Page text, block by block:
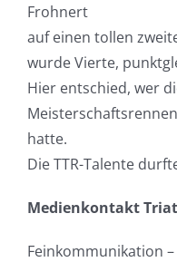
Frohnert
auf einen tollen
wurde Vierte,
Hier entschied, wer
hatte.
Die TTR-Talente
Medienkontakt
Feinkommunikation